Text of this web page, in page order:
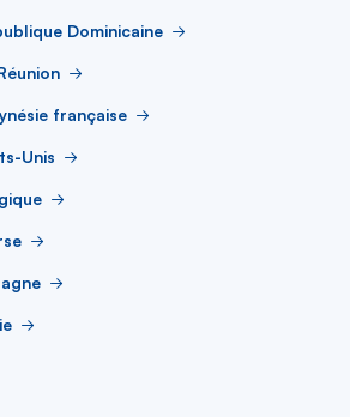
Dominicaine
française
Unis